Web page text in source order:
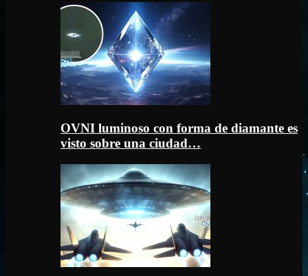
OVNI luminoso con forma de diamante es
visto sobre una ciudad…